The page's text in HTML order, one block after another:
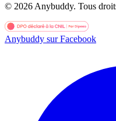
© 2026 Anybuddy. Tous
Anybuddy sur Facebook